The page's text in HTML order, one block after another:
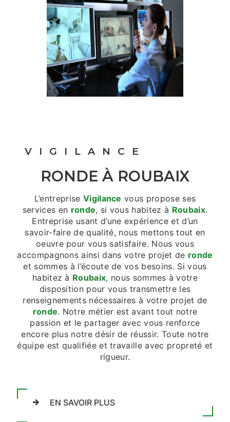
VIGILANCE
RONDE À ROUBAIX
L’entreprise Vigilance vous propose ses
services en ronde, si vous habitez à Roubaix.
Entreprise usant d’une expérience et d’un
savoir-faire de qualité, nous mettons tout en
oeuvre pour vous satisfaire. Nous vous
accompagnons ainsi dans votre projet de ronde
et sommes à l’écoute de vos besoins. Si vous
habitez à Roubaix, nous sommes à votre
disposition pour vous transmettre les
renseignements nécessaires à votre projet de
ronde. Notre métier est avant tout notre
passion et le partager avec vous renforce
encore plus notre désir de réussir. Toute notre
équipe est qualifiée et travaille avec propreté et
rigueur.
EN SAVOIR PLUS